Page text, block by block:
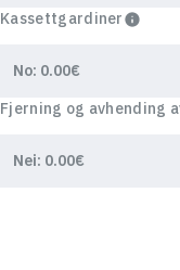
Kassettgardiner
Fjerning og avhending